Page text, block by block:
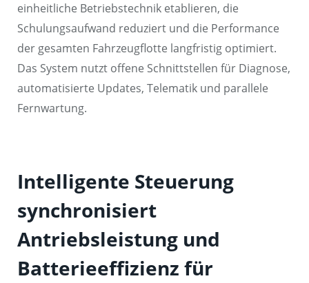
einheitliche Betriebstechnik etablieren, die
Schulungsaufwand reduziert und die Performance
der gesamten Fahrzeugflotte langfristig optimiert.
Das System nutzt offene Schnittstellen für Diagnose,
automatisierte Updates, Telematik und parallele
Fernwartung.
Intelligente Steuerung
synchronisiert
Antriebsleistung und
Batterieeffizienz für